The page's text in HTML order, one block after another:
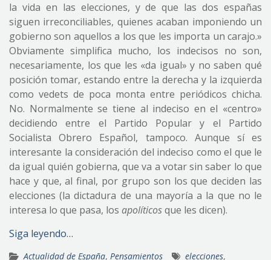
la vida en las elecciones, y de que las dos españas
siguen irreconciliables, quienes acaban imponiendo un
gobierno son aquellos a los que les importa un carajo.»
Obviamente simplifica mucho, los indecisos no son,
necesariamente, los que les «da igual» y no saben qué
posición tomar, estando entre la derecha y la izquierda
como vedets de poca monta entre periódicos chicha.
No. Normalmente se tiene al indeciso en el «centro»
decidiendo entre el Partido Popular y el Partido
Socialista Obrero Español, tampoco. Aunque sí es
interesante la consideración del indeciso como el que le
da igual quién gobierna, que va a votar sin saber lo que
hace y que, al final, por grupo son los que deciden las
elecciones (la dictadura de una mayoría a la que no le
interesa lo que pasa, los apolíticosque les dicen).
Siga leyendo…
Actualidad de España, Pensamientos elecciones,